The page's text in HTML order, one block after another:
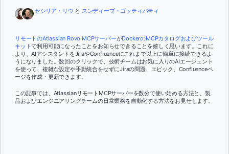
サインイン
セシリア・リウ と スンディープ・ゴッティパティ
リモートのAtlassian Rovo MCPサーバーがDockerのMCPカタログおよびツール
キットで利用可能になったことをお知らせできることを嬉しく思います。これに
より、AIアシスタントをJiraやConfluenceにこれまで以上に簡単に接続できるよ
うになりました。数回のクリックで、技術チームはお気に入りのAIエージェント
を使って、複雑な設定や手動統合をせずにJiraの問題、エピック、Confluenceペ
ージを作成・更新できます。
この記事では、AtlassianリモートMCPサーバーを数分で使い始める方法と、製
品およびエンジニアリングチームの日常業務を自動化する方法をお見せします。